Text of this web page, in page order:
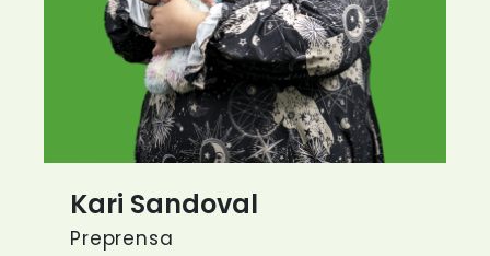
Kari Sandoval
Preprensa